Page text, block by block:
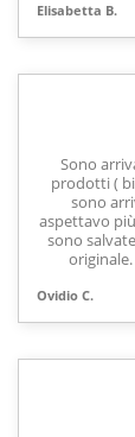
Elisabetta B.
Sono
prodotti (
sono
aspettavo
sono
Ovidio C.